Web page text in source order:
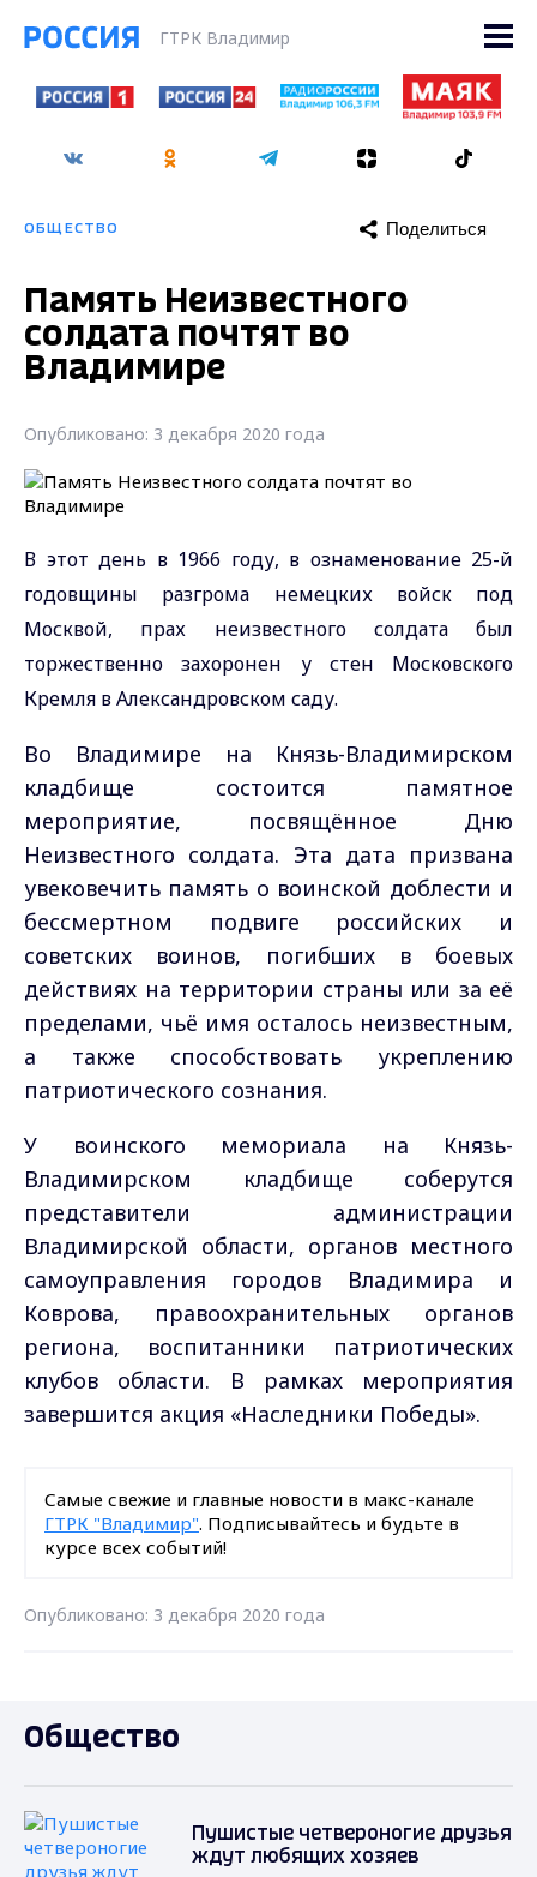
ГТРК Владимир
ОБЩЕСТВО Поделиться
Память Неизвестного
солдата почтят во
Владимире
Опубликовано: 3 декабря 2020 года
В этот день в 1966 году, в ознаменование 25-й
годовщины разгрома немецких войск под
Москвой, прах неизвестного солдата был
торжественно захоронен у стен Московского
Кремля в Александровском саду.
Во Владимире на Князь-Владимирском
кладбище состоится памятное
мероприятие, посвящённое Дню
Неизвестного солдата. Эта дата призвана
увековечить память о воинской доблести и
бессмертном подвиге российских и
советских воинов, погибших в боевых
действиях на территории страны или за её
пределами, чьё имя осталось неизвестным,
а также способствовать укреплению
патриотического сознания.
У воинского мемориала на Князь-
Владимирском кладбище соберутся
представители администрации
Владимирской области, органов местного
самоуправления городов Владимира и
Коврова, правоохранительных органов
региона, воспитанники патриотических
клубов области. В рамках мероприятия
завершится акция «Наследники Победы».
Самые свежие и главные новости в макс-канале
ГТРК "Владимир". Подписывайтесь и будьте в
курсе всех событий!
Опубликовано: 3 декабря 2020 года
Общество
Пушистые четвероногие друзья
ждут любящих хозяев